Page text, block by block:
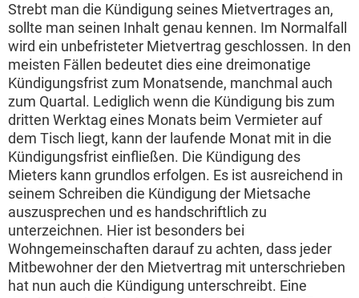
Strebt man die Kündigung seines Mietvertrages an,
sollte man seinen Inhalt genau kennen. Im Normalfall
wird ein unbefristeter Mietvertrag geschlossen. In den
meisten Fällen bedeutet dies eine dreimonatige
Kündigungsfrist zum Monatsende, manchmal auch
zum Quartal. Lediglich wenn die Kündigung bis zum
dritten Werktag eines Monats beim Vermieter auf
dem Tisch liegt, kann der laufende Monat mit in die
Kündigungsfrist einfließen. Die Kündigung des
Mieters kann grundlos erfolgen. Es ist ausreichend in
seinem Schreiben die Kündigung der Mietsache
auszusprechen und es handschriftlich zu
unterzeichnen. Hier ist besonders bei
Wohngemeinschaften darauf zu achten, dass jeder
Mitbewohner der den Mietvertrag mit unterschrieben
hat nun auch die Kündigung unterschreibt. Eine